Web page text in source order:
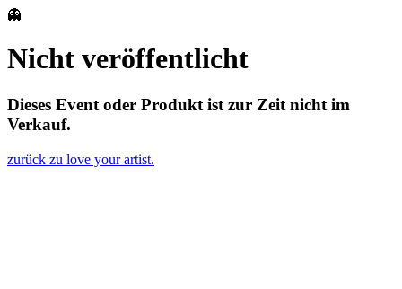
👻
Nicht veröffentlicht
Dieses Event oder Produkt ist zur Zeit nicht im
Verkauf.
zurück zu love your artist.